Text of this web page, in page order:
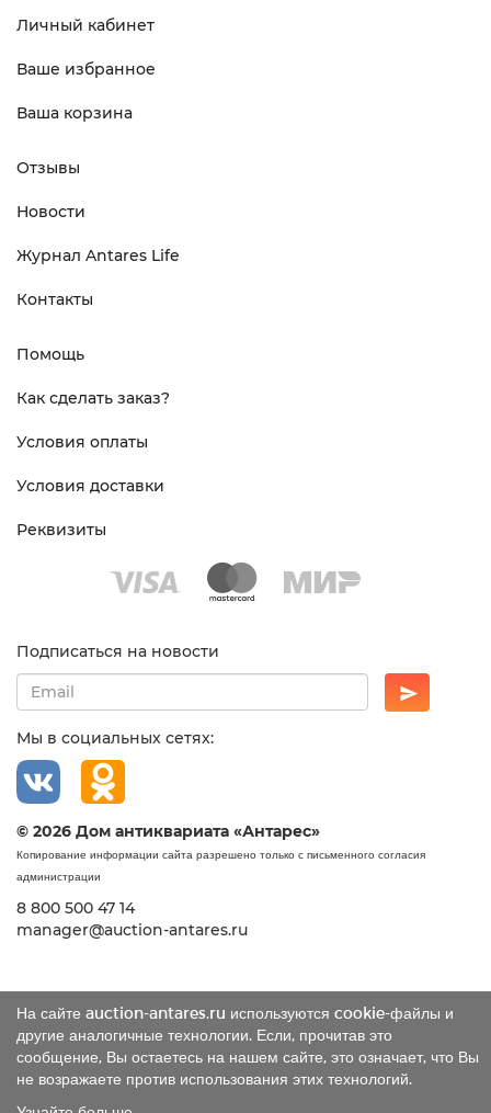
На сайте auction-antares.ru используются cookie-файлы и
другие аналогичные технологии. Если, прочитав это
сообщение, Вы остаетесь на нашем сайте, это означает, что Вы
не возражаете против использования этих технологий.
Личный кабинет
Ваше избранное
Ваша корзина
Отзывы
Новости
Журнал Antares Life
Контакты
Помощь
Как сделать заказ?
Условия оплаты
Условия доставки
Реквизиты
Подписаться на новости
Мы в социальных сетях:
© 2026 Дом антиквариата «Антарес»
Копирование информации сайта разрешено только с письменного согласия
администрации
8 800 500 47 14
manager@auction-antares.ru